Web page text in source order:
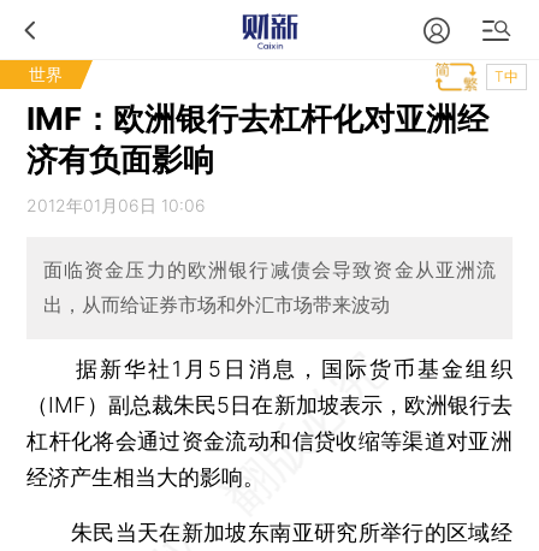
世界 T中
IMF：欧洲银行去杠杆化对亚洲经
济有负面影响
2012年01月06日 10:06
面临资金压力的欧洲银行减债会导致资金从亚洲流
出，从而给证券市场和外汇市场带来波动
据新华社1月5日消息，国际货币基金组织
（IMF）副总裁朱民5日在新加坡表示，欧洲银行去
杠杆化将会通过资金流动和信贷收缩等渠道对亚洲
经济产生相当大的影响。
朱民当天在新加坡东南亚研究所举行的区域经